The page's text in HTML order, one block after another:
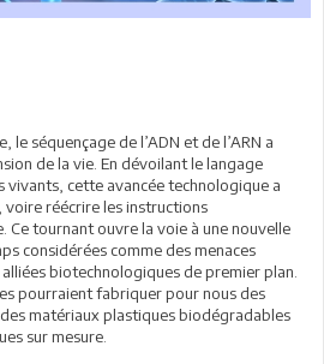
le séquençage de l’ADN et de l’ARN a
de la vie. En dévoilant le langage
vivants, cette avancée technologique a
réécrire les instructions
Ce tournant ouvre la voie à une nouvelle
considérées comme des menaces
biotechnologiques de premier plan.
pourraient fabriquer pour nous des
matériaux plastiques biodégradables
sur mesure.